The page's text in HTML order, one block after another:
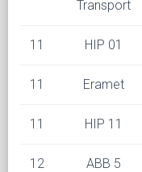
Transport
11 HIP 01
11 Eramet
11 HIP 11
12 ABB 5